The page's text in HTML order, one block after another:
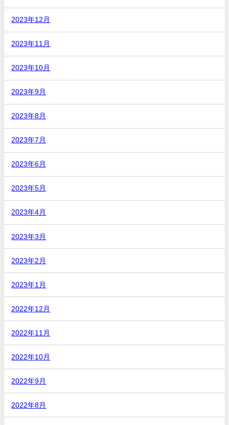
2023年12月
2023年11月
2023年10月
2023年9月
2023年8月
2023年7月
2023年6月
2023年5月
2023年4月
2023年3月
2023年2月
2023年1月
2022年12月
2022年11月
2022年10月
2022年9月
2022年8月